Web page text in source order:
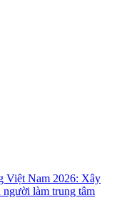
Việt Nam 2026: Xây
người làm trung tâm